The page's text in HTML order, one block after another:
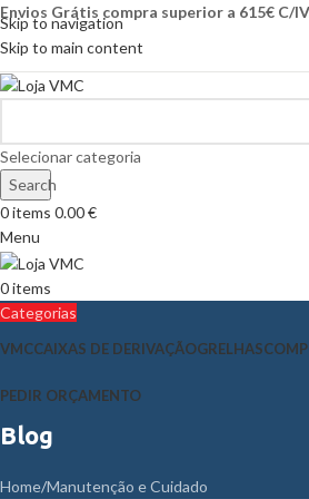
Skip to navigation
Skip to main content
Envios Grátis compra superior a 615€ C/
Selecionar categoria
Search
0items 0.00€
Menu
0items
Categorias
VMCCAIXAS DE DERIVAÇÃOGRELHAS
PEDIR ORÇAMENTO
Blog
Home Manutenção e Cuidado